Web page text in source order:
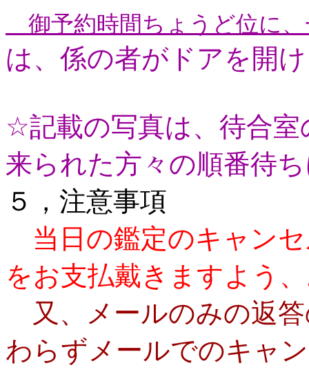
御予約時間ちょうど位に
は、係の者がドアを開
☆記載の写真は、待合
来られた方々の順番待
５，注意事項
当日の鑑定のキャン
をお支払戴きますよう
又、メールのみの返
わらずメールでのキャ